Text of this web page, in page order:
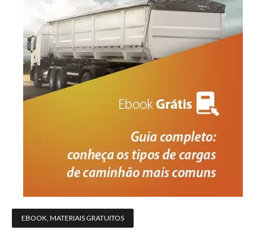
EBOOK, MATERIAIS GRATUITOS